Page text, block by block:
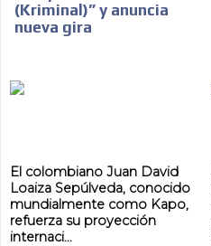
(Kriminal)” y anuncia
nueva gira
El colombiano Juan David
Loaiza Sepúlveda, conocido
mundialmente como Kapo,
refuerza su proyección
internaci...